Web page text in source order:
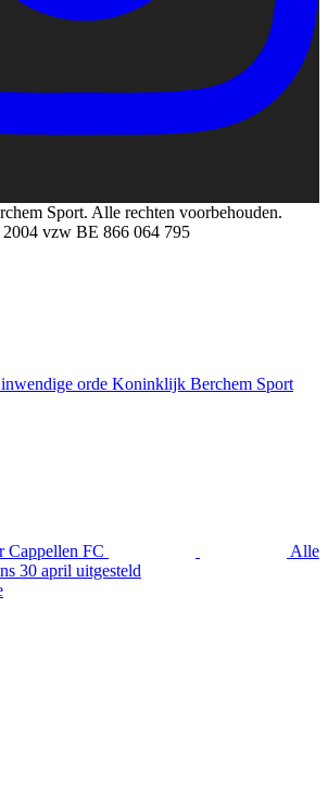
Sport. Alle rechten voorbehouden.
vzw BE 866 064 795
orde Koninklijk Berchem Sport
Cappellen FC
Alle
30 april uitgesteld